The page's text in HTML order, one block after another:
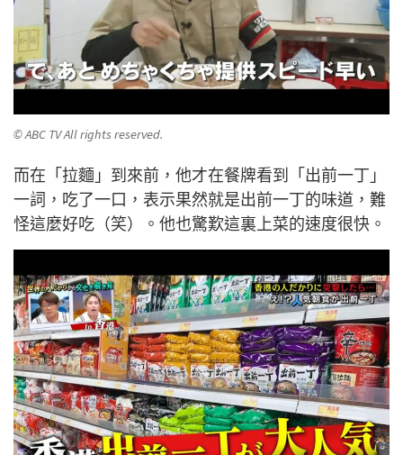
© ABC TV All rights reserved.
而在「拉麵」到來前，他才在餐牌看到「出前一丁」
一詞，吃了一口，表示果然就是出前一丁的味道，難
怪這麼好吃（笑）。他也驚歎這裏上菜的速度很快。